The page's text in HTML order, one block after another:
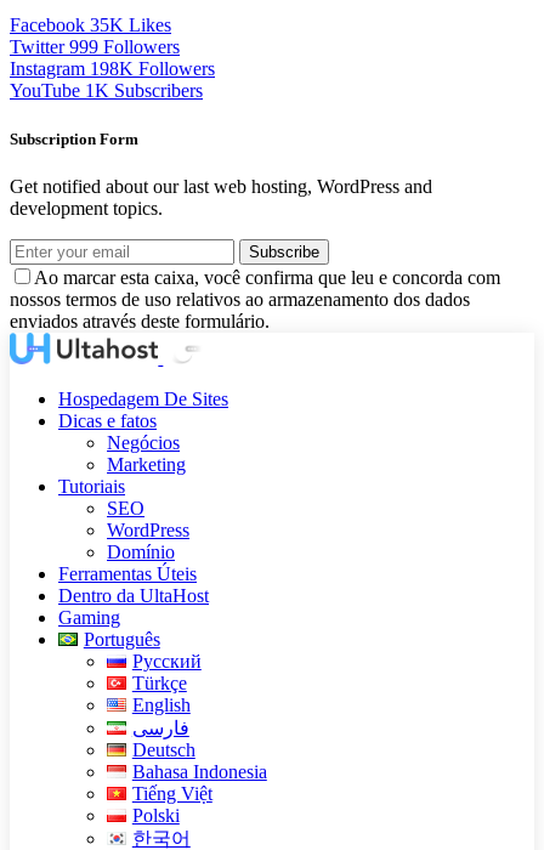
Facebook 35K Likes
Twitter 999 Followers
Instagram 198K Followers
YouTube 1K Subscribers
Subscription Form
Get notified about our last web hosting, WordPress and
development topics.
Subscribe
Ao marcar esta caixa, você confirma que leu e concorda com
nossos termos de uso relativos ao armazenamento dos dados
enviados através deste formulário.
Hospedagem De Sites
Dicas e fatos
Negócios
Marketing
Tutoriais
SEO
WordPress
Domínio
Ferramentas Úteis
Dentro da UltaHost
Gaming
Português
Русский
Türkçe
English
فارسی
Deutsch
Bahasa Indonesia
Tiếng Việt
Polski
한국어